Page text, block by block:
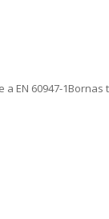
EN 60947-